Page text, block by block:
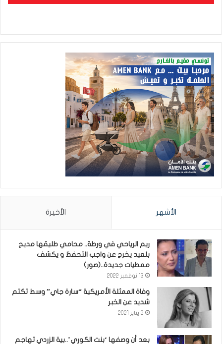
الأشهر الأخيرة
ريم الرياحي في ورطة.. محامي طليقها مديح
بلعيد يخرج عن واجب التحفظ و يكشف
معطيات جديدة..(صور)
13 نوفمبر 2022
وفاة الممثلة الأمريكية “سارة جاي” وسط تكتم
شديد عن الخبر
2 يناير 2021
بعد أن وصفها ‘بنت الكوري’..بية الزردي تهاجم